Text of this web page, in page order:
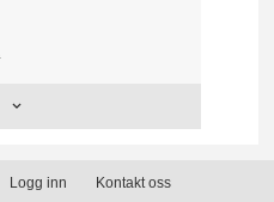
Logg inn Kontakt oss